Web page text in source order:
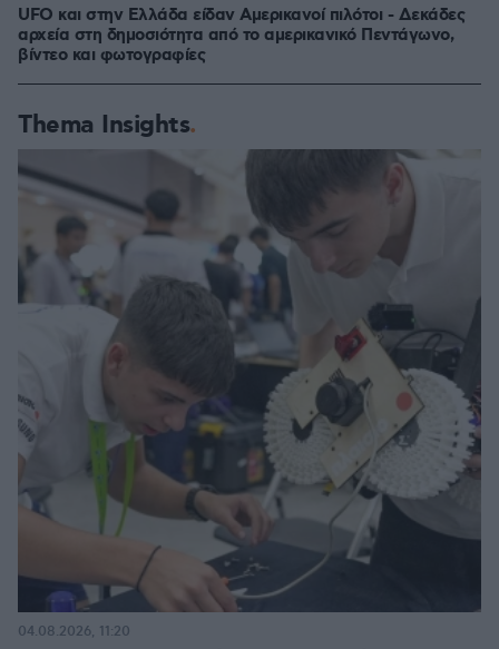
UFO και στην Ελλάδα είδαν Αμερικανοί πιλότοι - Δεκάδες
αρχεία στη δημοσιότητα από το αμερικανικό Πεντάγωνο,
βίντεο και φωτογραφίες
Thema Insights
04.08.2026, 11:20